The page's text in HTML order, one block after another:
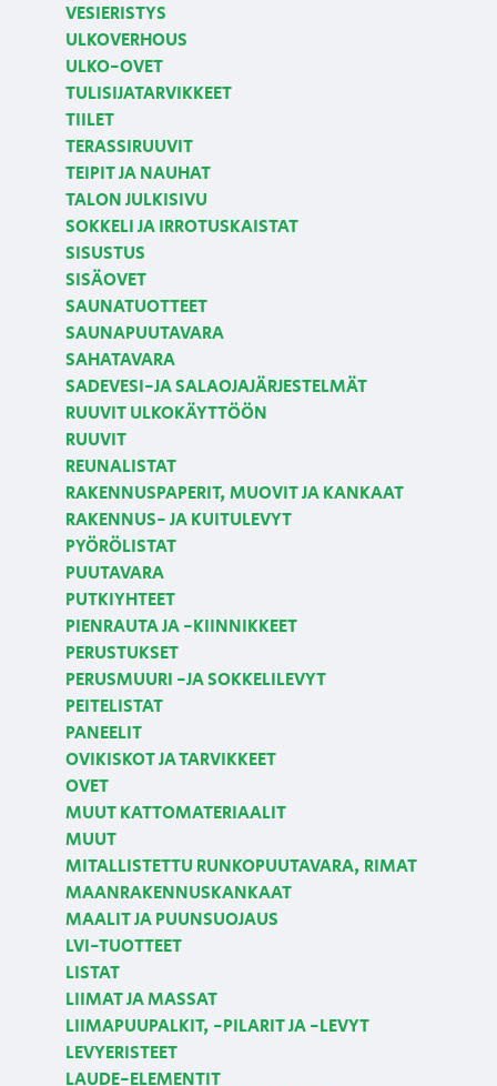
VESIERISTYS
ULKOVERHOUS
ULKO-OVET
TULISIJATARVIKKEET
TIILET
TERASSIRUUVIT
TEIPIT JA NAUHAT
TALON JULKISIVU
SOKKELI JA IRROTUSKAISTAT
SISUSTUS
SISÄOVET
SAUNATUOTTEET
SAUNAPUUTAVARA
SAHATAVARA
SADEVESI-JA SALAOJAJÄRJESTELMÄT
RUUVIT ULKOKÄYTTÖÖN
RUUVIT
REUNALISTAT
RAKENNUSPAPERIT, MUOVIT JA KANKAAT
RAKENNUS- JA KUITULEVYT
PYÖRÖLISTAT
PUUTAVARA
PUTKIYHTEET
PIENRAUTA JA -KIINNIKKEET
PERUSTUKSET
PERUSMUURI -JA SOKKELILEVYT
PEITELISTAT
PANEELIT
OVIKISKOT JA TARVIKKEET
OVET
MUUT KATTOMATERIAALIT
MUUT
MITALLISTETTU RUNKOPUUTAVARA, RIMAT
MAANRAKENNUSKANKAAT
MAALIT JA PUUNSUOJAUS
LVI-TUOTTEET
LISTAT
LIIMAT JA MASSAT
LIIMAPUUPALKIT, -PILARIT JA -LEVYT
LEVYERISTEET
LAUDE-ELEMENTIT